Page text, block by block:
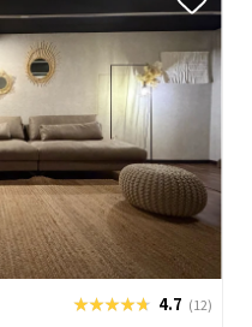
★★★★★
★★★★★ 4.7 (12)